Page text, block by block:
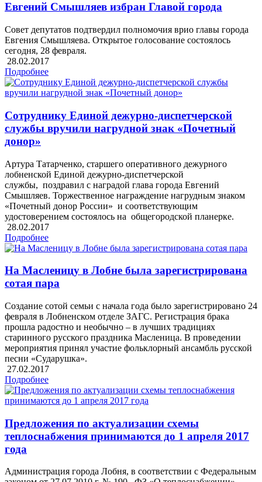
Евгений Смышляев избран Главой города
Совет депутатов подтвердил полномочия врио главы города
Евгения Смышляева. Открытое голосование состоялось
сегодня, 28 февраля.
28.02.2017
Подробнее
Сотруднику Единой дежурно-диспетчерской
службы вручили нагрудной знак «Почетный
донор»
Артура Татарченко, старшего оперативного дежурного
лобненской Единой дежурно-диспетчерской
службы, поздравил с наградой глава города Евгений
Смышляев. Торжественное награждение нагрудным знаком
«Почетный донор России» и соответствующим
удостоверением состоялось на общегородской планерке.
28.02.2017
Подробнее
На Масленицу в Лобне была зарегистрирована
сотая пара
Создание сотой семьи с начала года было зарегистрировано 24
февраля в Лобненском отделе ЗАГС. Регистрация брака
прошла радостно и необычно – в лучших традициях
старинного русского праздника Масленица. В проведении
мероприятия принял участие фольклорный ансамбль русской
песни «Сударушка».
27.02.2017
Подробнее
Предложения по актуализации схемы
теплоснабжения принимаются до 1 апреля 2017
года
Администрация города Лобня, в соответствии с Федеральным